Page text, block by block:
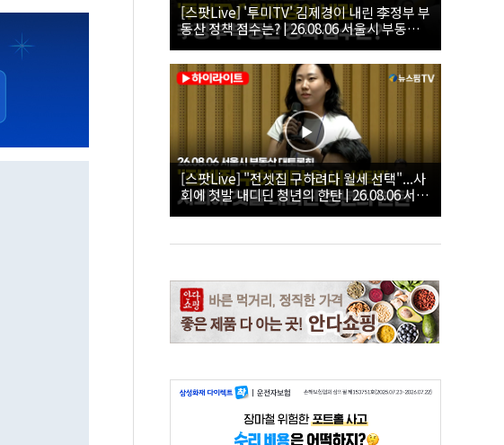
[스팟Live] '투미TV' 김제경이 내린 李정부 부
동산 정책 점수는? | 26.08.06 서울시 부동산
대토론회
[스팟Live] "전셋집 구하려다 월세 선택"...사
회에 첫발 내디딘 청년의 한탄 | 26.08.06 서울
시 부동산 대토론회